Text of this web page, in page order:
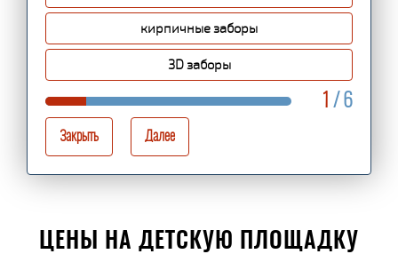
кирпичные заборы
3D заборы
1 / 6
Закрыть Далее
ЦЕНЫ НА ДЕТСКУЮ ПЛОЩАДКУ